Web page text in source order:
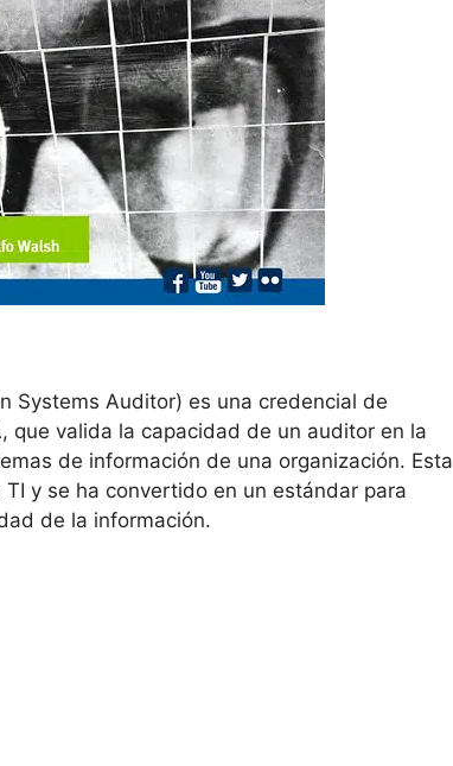
Systems Auditor) es una credencial de
que valida la capacidad de un auditor en la
de información de una organización. Esta
y se ha convertido en un estándar para
de la información.